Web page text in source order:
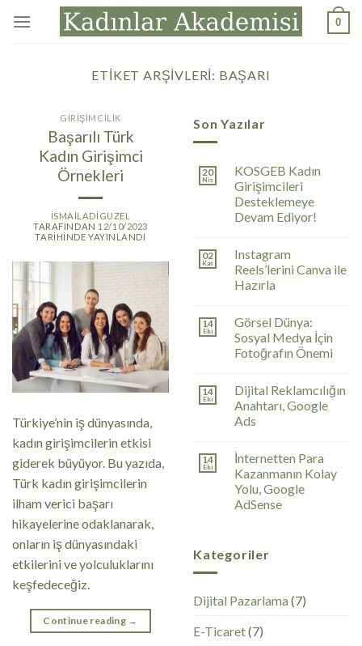
atla
0
ETIKET ARŞIVLERI: BAŞARI
GIRIŞIMCILIK
Başarılı Türk
Kadın Girişimci
Örnekleri
ISMAILADIGUZEL
TARAFINDAN 12/10/2023
TARIHINDE YAYINLANDI
Türkiye’nin iş dünyasında,
kadın girişimcilerin etkisi
giderek büyüyor. Bu yazıda,
Türk kadın girişimcilerin
ilham verici başarı
hikayelerine odaklanarak,
onların iş dünyasındaki
etkilerini ve yolculuklarını
keşfedeceğiz.
Continue reading →
Son Yazılar
20
Nis
KOSGEB Kadın
Girişimcileri
Desteklemeye
Devam Ediyor!
02
Kas
Instagram
Reels’lerini Canva ile
Hazırla
14
Eki
Görsel Dünya:
Sosyal Medya İçin
Fotoğrafın Önemi
14
Eki
Dijital Reklamcılığın
Anahtarı, Google
Ads
14
Eki
İnternetten Para
Kazanmanın Kolay
Yolu, Google
AdSense
Kategoriler
Dijital Pazarlama (7)
E-Ticaret(7)